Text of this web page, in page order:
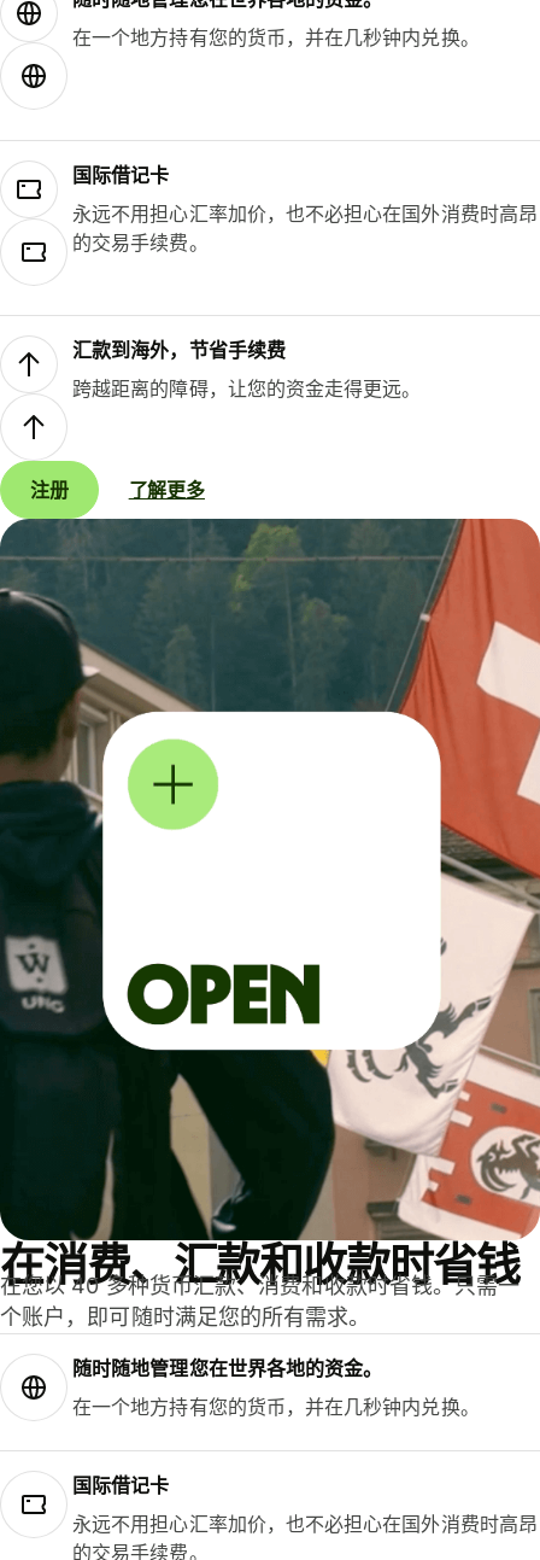
在一个地方持有您的货币，并在几秒钟内兑换。
国际借记卡
永远不用担心汇率加价，也不必担心在国外消费时高昂
的交易手续费。
汇款到海外，节省手续费
跨越距离的障碍，让您的资金走得更远。
注册 了解更多
在消费、汇款和收款时省钱
在您以 40 多种货币汇款、消费和收款时省钱。只需一
个账户，即可随时满足您的所有需求。
随时随地管理您在世界各地的资金。
在一个地方持有您的货币，并在几秒钟内兑换。
国际借记卡
永远不用担心汇率加价，也不必担心在国外消费时高昂
的交易手续费。